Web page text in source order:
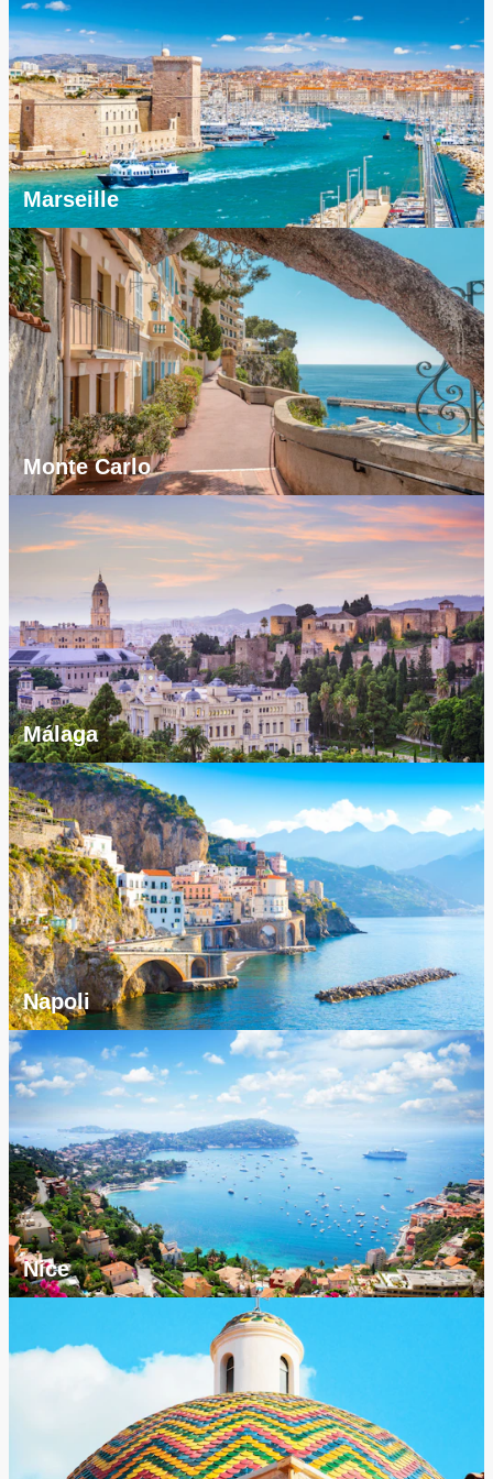
Marseille
Monte Carlo
Málaga
Napoli
Nice